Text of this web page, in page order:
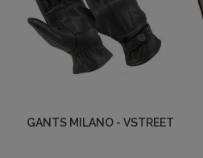
GANTS MILANO - VSTREET